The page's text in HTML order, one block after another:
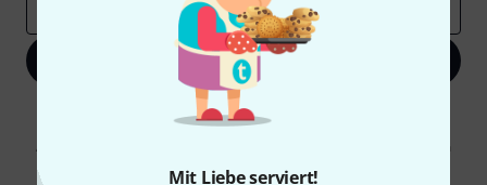
Mit Liebe serviert!
Jetzt anmelden
Mit Klick auf „Jetzt anmelden“ stimmen Sie dem Erhalt von E-Mail-
Werbung und einer Messung des E-Mail-Nutzungsverhaltens zu. Die
Abmeldung ist jederzeit möglich. Weitere Informationen finden Sie in